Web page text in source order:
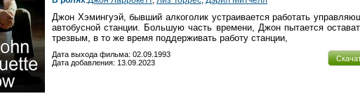
Джон Хэмингуэй, бывший алкоголик устраивается работать
автобусной станции. Большую часть времени, Джон пытается
трезвым, в то же время поддерживать работу станции,
Дата выхода фильма: 02.09.1993
Дата добавления: 13.09.2023